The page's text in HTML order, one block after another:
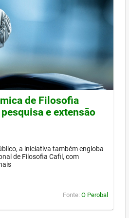
de Filosofia
e extensão
a iniciativa também engloba
de Filosofia Cafil, com
Fonte: O Perobal